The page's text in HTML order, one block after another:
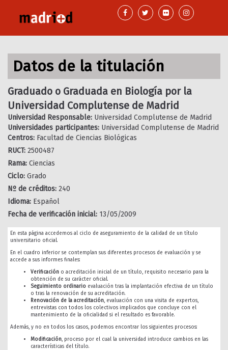
contenido
principal
Datos de la titulación
Graduado o Graduada en Biología por la
Universidad Complutense de Madrid
Universidad Responsable: Universidad Complutense de Madrid
Universidades participantes: Universidad Complutense de Madrid
Centros: Facultad de Ciencias Biológicas
RUCT: 2500487
Rama: Ciencias
Ciclo: Grado
Nº de créditos: 240
Idioma: Español
Fecha de verificación inicial: 13/05/2009
En esta página accedemos al ciclo de aseguramiento de la calidad de un título
universitario oficial.
En el cuadro inferior se contemplan sus diferentes procesos de evaluación y se
accede a sus informes finales:
Verificación o acreditación inicial de un título, requisito necesario para la
obtención de su carácter oficial.
Seguimiento ordinario evaluación tras la implantación efectiva de un título
o tras la renovación de su acreditación.
Renovación de la acreditación, evaluación con una visita de expertos,
entrevistas con todos los colectivos implicados que concluye con el
mantenimiento de la oficialidad si el resultado es favorable.
Además, y no en todos los casos, podemos encontrar los siguientes procesos:
Modificación, proceso por el cual la universidad introduce cambios en las
características del título.